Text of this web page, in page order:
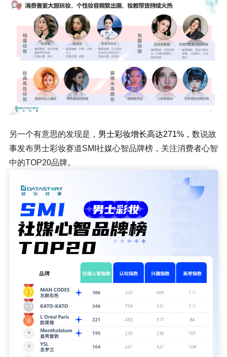
另一个有意思的发现是， 男士彩妆增长高达271%， 数说故
事发布男士彩妆赛道SMI社媒心智品牌榜，关注消费者心智
中的TOP20品牌。